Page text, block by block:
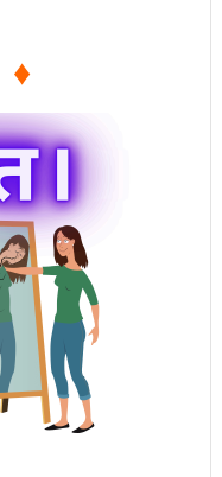
♦